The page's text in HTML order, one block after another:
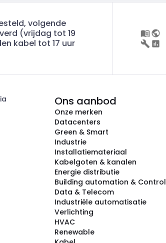
volgende
(vrijdag tot 19
kabel tot 17 uur
Ons aanbod
Onze merken
Datacenters
Green & Smart
Industrie
Installatiemateriaal
Kabelgoten & kanalen
Energie distributie
Building automation & Control
Data & Telecom
Industriële automatisatie
Verlichting
HVAC
Renewable